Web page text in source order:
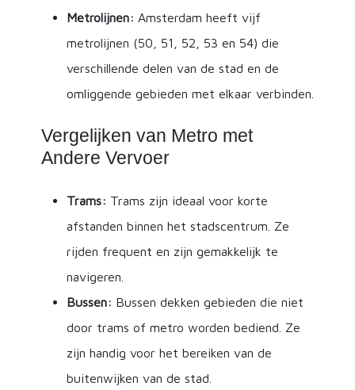
Metrolijnen: Amsterdam heeft vijf
metrolijnen (50, 51, 52, 53 en 54) die
verschillende delen van de stad en de
omliggende gebieden met elkaar verbinden.
Vergelijken van Metro met
Andere Vervoer
Trams: Trams zijn ideaal voor korte
afstanden binnen het stadscentrum. Ze
rijden frequent en zijn gemakkelijk te
navigeren.
Bussen: Bussen dekken gebieden die niet
door trams of metro worden bediend. Ze
zijn handig voor het bereiken van de
buitenwijken van de stad.